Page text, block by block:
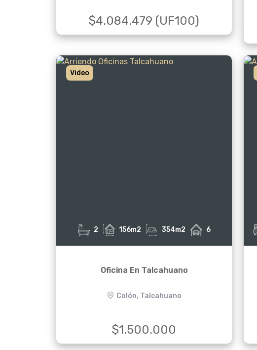
$4.084.479 (UF100)
Video
2 156m2 354m2 6
Oficina En Talcahuano
Colón, Talcahuano
$1.500.000